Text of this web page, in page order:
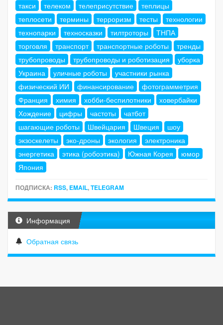
такси
телеком телеприсутствие
теплицы
теплосети
термины терроризм тесты
технологии
технопарки
техносказки тилтроторы
ТНПА
торговля
транспорт транспортные роботы
тренды
трубопроводы
трубопроводы и роботизация
уборка
Украина
уличные роботы
участники рынка
физический ИИ
финансирование
фотограмметрия
Франция
химия хобби-беспилотники
ховербайки
Хождение
цифры частоты
чатбот
шагающие роботы
Швейцария Швеция
шоу
экзоскелеты
эко-дроны экология
электроника
энергетика
этика (робоэтика) Южная Корея
юмор
Япония
ПОДПИСКА: RSS, EMAIL,TELEGRAM
Информация
Обратная связь